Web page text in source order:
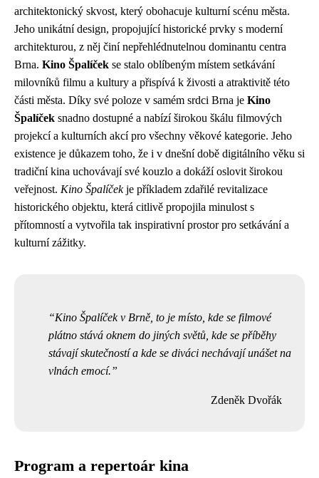
architektonický skvost, který obohacuje kulturní scénu města.
Jeho unikátní design, propojující historické prvky s moderní
architekturou, z něj činí nepřehlédnutelnou dominantu centra
Brna. Kino Špalíček se stalo oblíbeným místem setkávání
milovníků filmu a kultury a přispívá k živosti a atraktivitě této
části města. Díky své poloze v samém srdci Brna je Kino
Špalíček snadno dostupné a nabízí širokou škálu filmových
projekcí a kulturních akcí pro všechny věkové kategorie. Jeho
existence je důkazem toho, že i v dnešní době digitálního věku si
tradiční kina uchovávají své kouzlo a dokáží oslovit širokou
veřejnost. Kino Špalíčekje příkladem zdařilé revitalizace
historického objektu, která citlivě propojila minulost s
přítomností a vytvořila tak inspirativní prostor pro setkávání a
kulturní zážitky.
Kino Špalíček v Brně, to je místo, kde se filmové
plátno stává oknem do jiných světů, kde se příběhy
stávají skutečností a kde se diváci nechávají unášet na
vlnách emocí.
Zdeněk Dvořák
Program a repertoár kina